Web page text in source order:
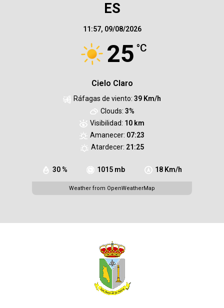
ES
11:57, 09/08/2026
25 °C
Cielo Claro
30 % 1015 mb 18 Km/h
Ráfagas de viento: 39 Km/h
Clouds: 3%
Visibilidad: 10 km
Amanecer: 07:23
Atardecer: 21:25
Weather from OpenWeatherMap